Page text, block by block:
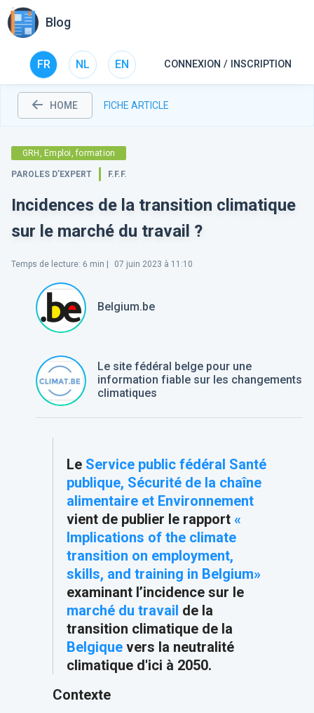
Blog
FR NL EN CONNEXION / INSCRIPTION
HOME FICHE ARTICLE
GRH, Emploi, formation
PAROLES D’EXPERT F.F.F.
Incidences de la transition climatique
sur le marché du travail ?
Temps de lecture: 6 min | 07 juin 2023 à 11:10
Belgium.be
Le site fédéral belge pour une
information fiable sur les changements
climatiques
Le Service public fédéral Santé
publique, Sécurité de la chaîne
alimentaire et Environnement
vient de publier le rapport «
Implications of the climate
transition on employment,
skills, and training in Belgium»
examinant l’incidence sur le
marché du travail de la
transition climatique de la
Belgiquevers la neutralité
climatique d'ici à 2050.
Contexte